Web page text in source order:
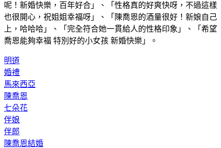
呢！新婚快樂，百年好合」、「性格真的好爽快呀，不過這樣
也很開心，祝姐姐幸福呀」、「陳喬恩的酒量很好！新娘自己
上，哈哈哈」、「完全符合她一貫給人的性格印象」、「希望
喬恩能夠幸福 特別好的小女孩 新婚快樂」。
明道
婚禮
馬來西亞
陳喬恩
七朵花
伴娘
伴郎
陳喬恩結婚